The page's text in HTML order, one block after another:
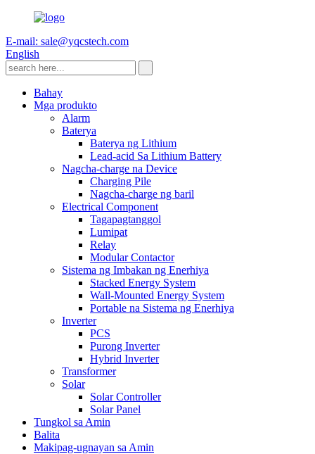
E-mail: sale@yqcstech.com
English
Bahay
Mga produkto
Alarm
Baterya
Baterya ng Lithium
Lead-acid Sa Lithium Battery
Nagcha-charge na Device
Charging Pile
Nagcha-charge ng baril
Electrical Component
Tagapagtanggol
Lumipat
Relay
Modular Contactor
Sistema ng Imbakan ng Enerhiya
Stacked Energy System
Wall-Mounted Energy System
Portable na Sistema ng Enerhiya
Inverter
PCS
Purong Inverter
Hybrid Inverter
Transformer
Solar
Solar Controller
Solar Panel
Tungkol sa Amin
Balita
Makipag-ugnayan sa Amin